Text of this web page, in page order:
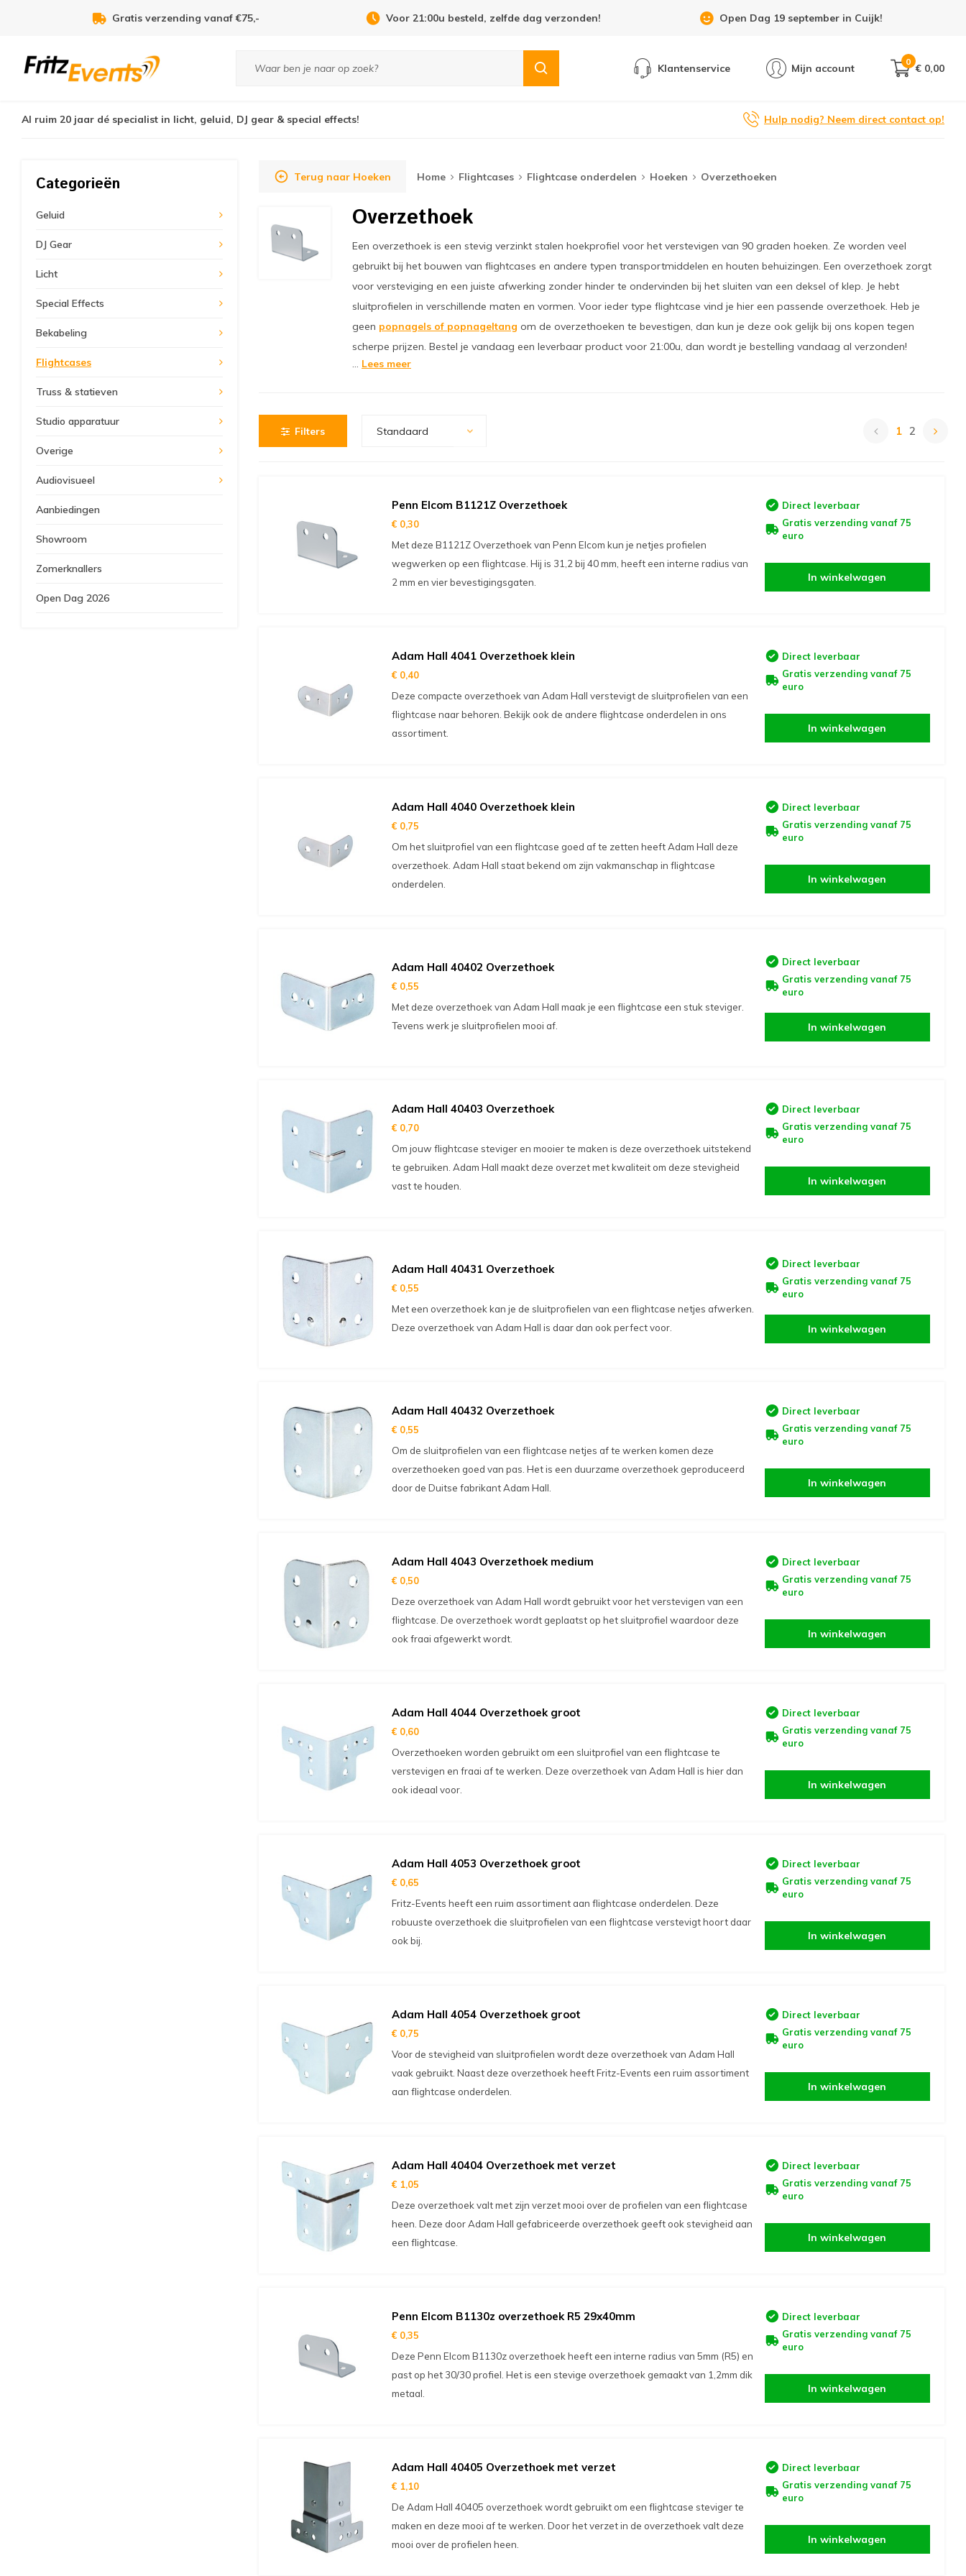
Voor 21:00u besteld, zelfde dag verzonden! Open Dag 19 september in Cuijk! Showroom 6 dagen per week geopend!
Klantenservice Mijn account
0
€ 0,00
Al ruim 20 jaar dé specialist in licht, geluid, DJ gear & special effects! Hulp nodig? Neem direct contact op!
Categorieën
Geluid
DJ Gear
Licht
Special Effects
Bekabeling
Flightcases
Truss & statieven
Studio apparatuur
Overige
Audiovisueel
Aanbiedingen
Showroom
Zomerknallers
Open Dag 2026
Terug naar Hoeken Home Flightcases Flightcase onderdelen Hoeken Overzethoeken
Overzethoek
Een overzethoek is een stevig verzinkt stalen hoekprofiel voor het verstevigen van 90 graden hoeken. Ze worden veel
gebruikt bij het bouwen van flightcases en andere typen transportmiddelen en houten behuizingen. Een overzethoek zorgt
voor versteviging en een juiste afwerking zonder hinder te ondervinden bij het sluiten van een deksel of klep. Je hebt
sluitprofielen in verschillende maten en vormen. Voor ieder type flightcase vind je hier een passende overzethoek. Heb je
geen popnagels of popnageltang om de overzethoeken te bevestigen, dan kun je deze ook gelijk bij ons kopen tegen
scherpe prijzen. Bestel je vandaag een leverbaar product voor 21:00u, dan wordt je bestelling vandaag al verzonden!
... Lees meer
Filters Standaard 1 2
Penn Elcom B1121Z Overzethoek
€ 0,30
Met deze B1121Z Overzethoek van Penn Elcom kun je netjes profielen
wegwerken op een flightcase. Hij is 31,2 bij 40 mm, heeft een interne radius van
2 mm en vier bevestigingsgaten.
Direct leverbaar
Gratis verzending vanaf 75
euro
In winkelwagen
Adam Hall 4041 Overzethoek klein
€ 0,40
Deze compacte overzethoek van Adam Hall verstevigt de sluitprofielen van een
flightcase naar behoren. Bekijk ook de andere flightcase onderdelen in ons
assortiment.
Direct leverbaar
Gratis verzending vanaf 75
euro
In winkelwagen
Adam Hall 4040 Overzethoek klein
€ 0,75
Om het sluitprofiel van een flightcase goed af te zetten heeft Adam Hall deze
overzethoek. Adam Hall staat bekend om zijn vakmanschap in flightcase
onderdelen.
Direct leverbaar
Gratis verzending vanaf 75
euro
In winkelwagen
Adam Hall 40402 Overzethoek
€ 0,55
Met deze overzethoek van Adam Hall maak je een flightcase een stuk steviger.
Tevens werk je sluitprofielen mooi af.
Direct leverbaar
Gratis verzending vanaf 75
euro
In winkelwagen
Adam Hall 40403 Overzethoek
€ 0,70
Om jouw flightcase steviger en mooier te maken is deze overzethoek uitstekend
te gebruiken. Adam Hall maakt deze overzet met kwaliteit om deze stevigheid
vast te houden.
Direct leverbaar
Gratis verzending vanaf 75
euro
In winkelwagen
Adam Hall 40431 Overzethoek
€ 0,55
Met een overzethoek kan je de sluitprofielen van een flightcase netjes afwerken.
Deze overzethoek van Adam Hall is daar dan ook perfect voor.
Direct leverbaar
Gratis verzending vanaf 75
euro
In winkelwagen
Adam Hall 40432 Overzethoek
€ 0,55
Om de sluitprofielen van een flightcase netjes af te werken komen deze
overzethoeken goed van pas. Het is een duurzame overzethoek geproduceerd
door de Duitse fabrikant Adam Hall.
Direct leverbaar
Gratis verzending vanaf 75
euro
In winkelwagen
Adam Hall 4043 Overzethoek medium
€ 0,50
Deze overzethoek van Adam Hall wordt gebruikt voor het verstevigen van een
flightcase. De overzethoek wordt geplaatst op het sluitprofiel waardoor deze
ook fraai afgewerkt wordt.
Direct leverbaar
Gratis verzending vanaf 75
euro
In winkelwagen
Adam Hall 4044 Overzethoek groot
€ 0,60
Overzethoeken worden gebruikt om een sluitprofiel van een flightcase te
verstevigen en fraai af te werken. Deze overzethoek van Adam Hall is hier dan
ook ideaal voor.
Direct leverbaar
Gratis verzending vanaf 75
euro
In winkelwagen
Adam Hall 4053 Overzethoek groot
€ 0,65
Fritz-Events heeft een ruim assortiment aan flightcase onderdelen. Deze
robuuste overzethoek die sluitprofielen van een flightcase verstevigt hoort daar
ook bij.
Direct leverbaar
Gratis verzending vanaf 75
euro
In winkelwagen
Adam Hall 4054 Overzethoek groot
€ 0,75
Voor de stevigheid van sluitprofielen wordt deze overzethoek van Adam Hall
vaak gebruikt. Naast deze overzethoek heeft Fritz-Events een ruim assortiment
aan flightcase onderdelen.
Direct leverbaar
Gratis verzending vanaf 75
euro
In winkelwagen
Adam Hall 40404 Overzethoek met verzet
€ 1,05
Deze overzethoek valt met zijn verzet mooi over de profielen van een flightcase
heen. Deze door Adam Hall gefabriceerde overzethoek geeft ook stevigheid aan
een flightcase.
Direct leverbaar
Gratis verzending vanaf 75
euro
In winkelwagen
Penn Elcom B1130z overzethoek R5 29x40mm
€ 0,35
Deze Penn Elcom B1130z overzethoek heeft een interne radius van 5mm (R5) en
past op het 30/30 profiel. Het is een stevige overzethoek gemaakt van 1,2mm dik
metaal.
Direct leverbaar
Gratis verzending vanaf 75
euro
In winkelwagen
Adam Hall 40405 Overzethoek met verzet
€ 1,10
De Adam Hall 40405 overzethoek wordt gebruikt om een flightcase steviger te
maken en deze mooi af te werken. Door het verzet in de overzethoek valt deze
mooi over de profielen heen.
Direct leverbaar
Gratis verzending vanaf 75
euro
In winkelwagen